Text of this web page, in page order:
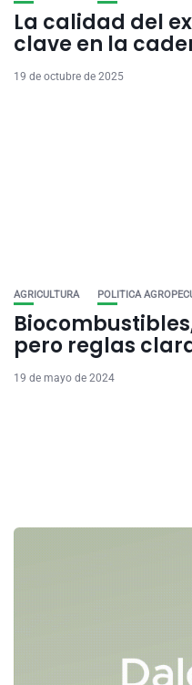
La calidad del
clave en la
19 de octubre de 2025
AGRICULTURA POLITICA
pero reglas
19 de mayo de 2024